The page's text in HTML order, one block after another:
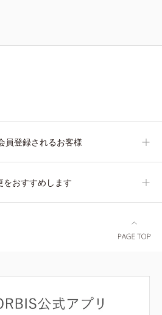
員登録されるお客様
おすすめします